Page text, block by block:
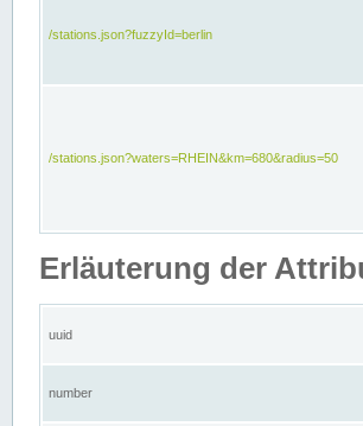
/stations.json?fuzzyId=berlin
/stations.json?waters=RHEIN&km=680&radius=50
Erläuterung der
uuid
number